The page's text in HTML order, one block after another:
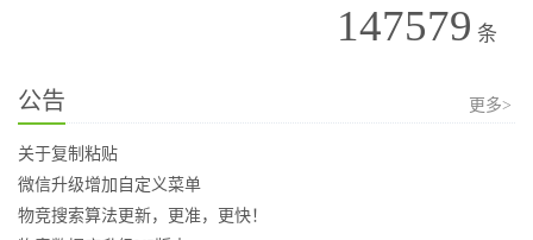
147579 条
公告 更多>
关于复制粘贴
微信升级增加自定义菜单
物竞搜索算法更新，更准，更快！